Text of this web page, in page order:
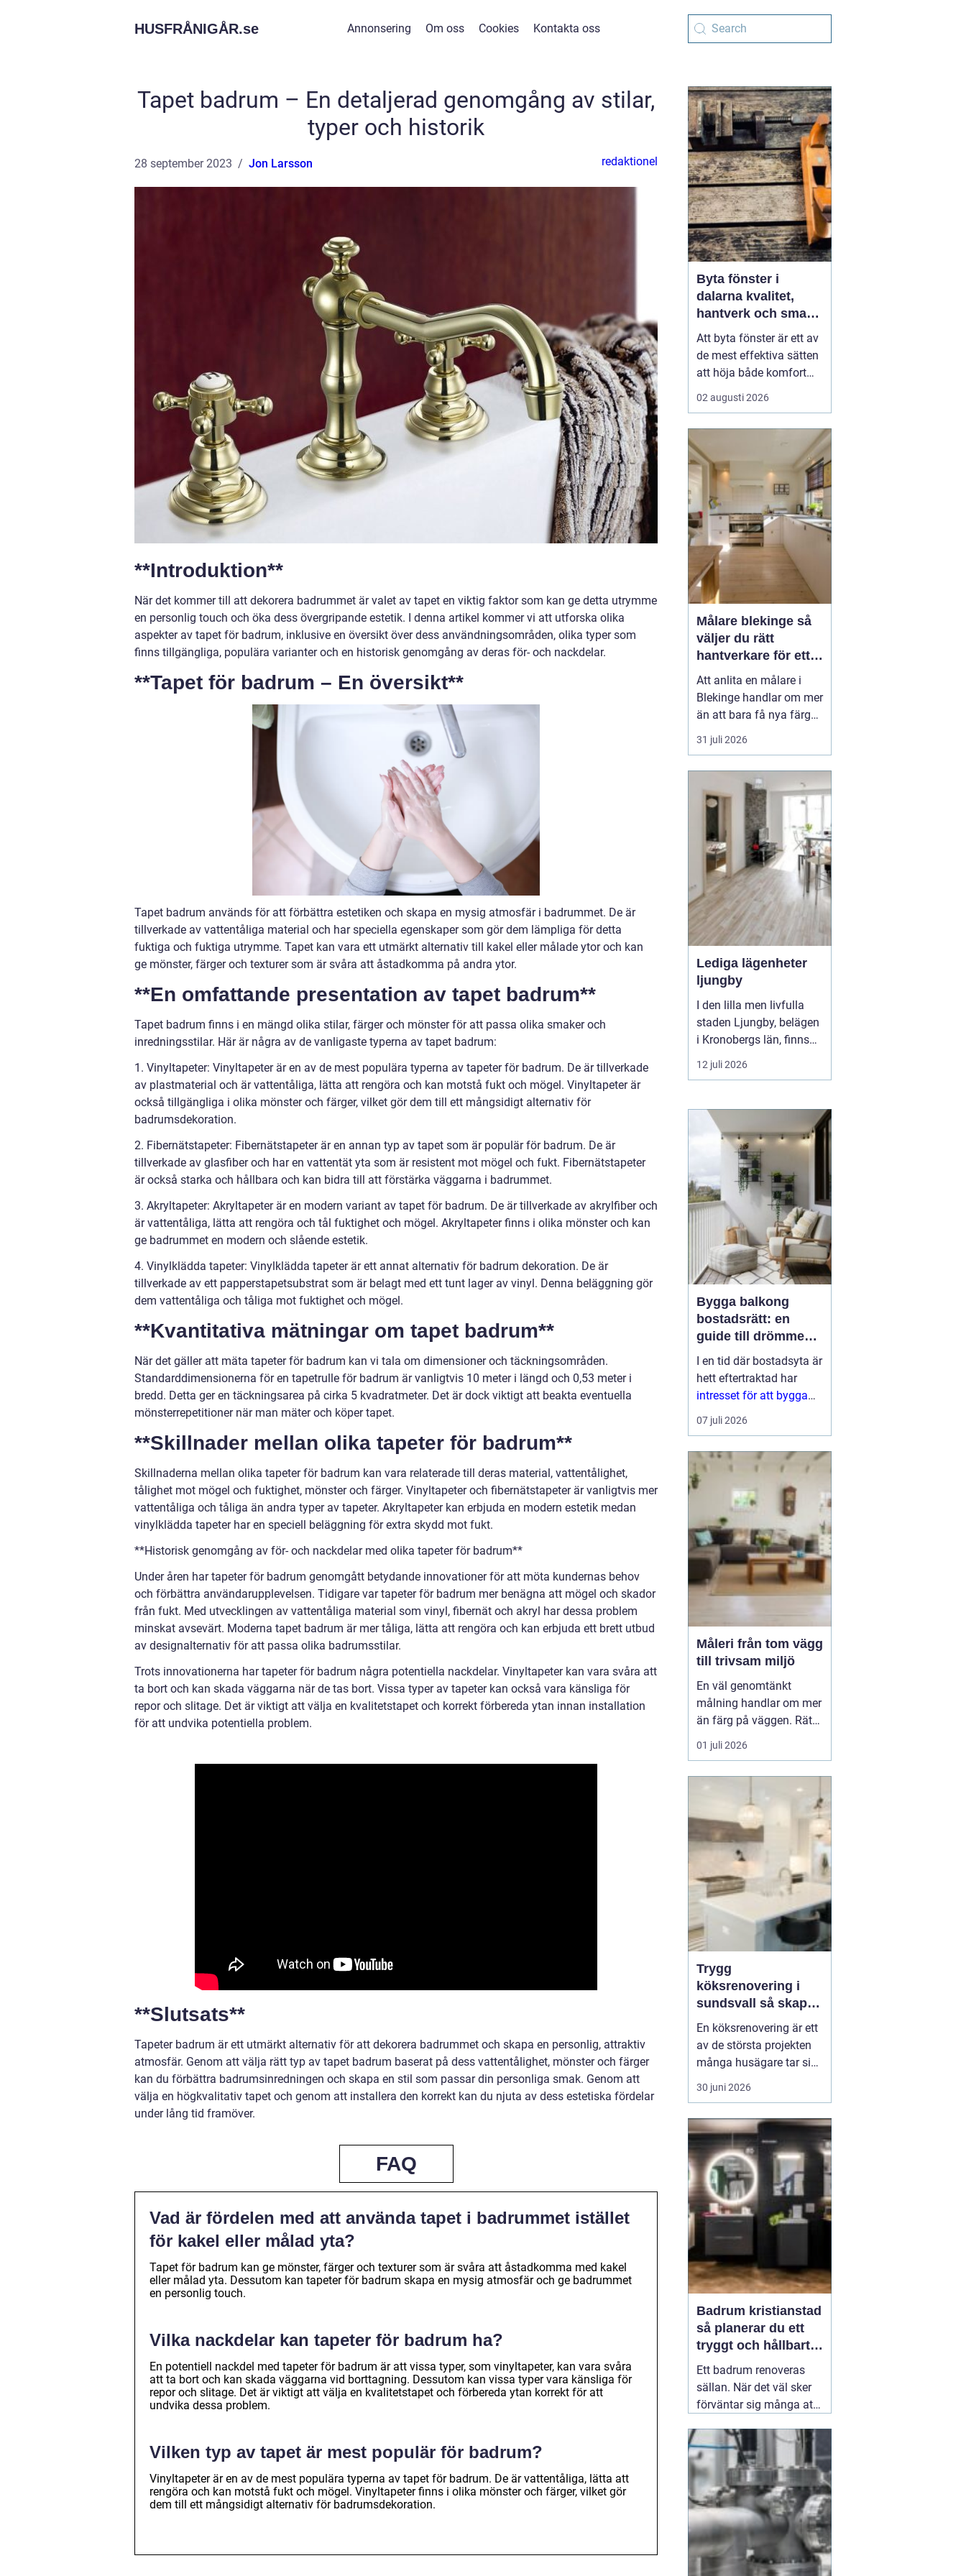
HUSFRÅNIGÅR.se Annonsering Om oss Cookies Kontakta oss
Tapet badrum – En detaljerad genomgång av stilar,
typer och historik
28 september 2023 Jon Larsson redaktionel
**Introduktion**
När det kommer till att dekorera badrummet är valet av tapet en viktig faktor som kan ge detta utrymme
en personlig touch och öka dess övergripande estetik. I denna artikel kommer vi att utforska olika
aspekter av tapet för badrum, inklusive en översikt över dess användningsområden, olika typer som
finns tillgängliga, populära varianter och en historisk genomgång av deras för- och nackdelar.
**Tapet för badrum – En översikt**
Tapet badrum används för att förbättra estetiken och skapa en mysig atmosfär i badrummet. De är
tillverkade av vattentåliga material och har speciella egenskaper som gör dem lämpliga för detta
fuktiga och fuktiga utrymme. Tapet kan vara ett utmärkt alternativ till kakel eller målade ytor och kan
ge mönster, färger och texturer som är svåra att åstadkomma på andra ytor.
**En omfattande presentation av tapet badrum**
Tapet badrum finns i en mängd olika stilar, färger och mönster för att passa olika smaker och
inredningsstilar. Här är några av de vanligaste typerna av tapet badrum:
1. Vinyltapeter: Vinyltapeter är en av de mest populära typerna av tapeter för badrum. De är tillverkade
av plastmaterial och är vattentåliga, lätta att rengöra och kan motstå fukt och mögel. Vinyltapeter är
också tillgängliga i olika mönster och färger, vilket gör dem till ett mångsidigt alternativ för
badrumsdekoration.
2. Fibernätstapeter: Fibernätstapeter är en annan typ av tapet som är populär för badrum. De är
tillverkade av glasfiber och har en vattentät yta som är resistent mot mögel och fukt. Fibernätstapeter
är också starka och hållbara och kan bidra till att förstärka väggarna i badrummet.
3. Akryltapeter: Akryltapeter är en modern variant av tapet för badrum. De är tillverkade av akrylfiber och
är vattentåliga, lätta att rengöra och tål fuktighet och mögel. Akryltapeter finns i olika mönster och kan
ge badrummet en modern och slående estetik.
4. Vinylklädda tapeter: Vinylklädda tapeter är ett annat alternativ för badrum dekoration. De är
tillverkade av ett papperstapetsubstrat som är belagt med ett tunt lager av vinyl. Denna beläggning gör
dem vattentåliga och tåliga mot fuktighet och mögel.
**Kvantitativa mätningar om tapet badrum**
När det gäller att mäta tapeter för badrum kan vi tala om dimensioner och täckningsområden.
Standarddimensionerna för en tapetrulle för badrum är vanligtvis 10 meter i längd och 0,53 meter i
bredd. Detta ger en täckningsarea på cirka 5 kvadratmeter. Det är dock viktigt att beakta eventuella
mönsterrepetitioner när man mäter och köper tapet.
**Skillnader mellan olika tapeter för badrum**
Skillnaderna mellan olika tapeter för badrum kan vara relaterade till deras material, vattentålighet,
tålighet mot mögel och fuktighet, mönster och färger. Vinyltapeter och fibernätstapeter är vanligtvis mer
vattentåliga och tåliga än andra typer av tapeter. Akryltapeter kan erbjuda en modern estetik medan
vinylklädda tapeter har en speciell beläggning för extra skydd mot fukt.
**Historisk genomgång av för- och nackdelar med olika tapeter för badrum**
Under åren har tapeter för badrum genomgått betydande innovationer för att möta kundernas behov
och förbättra användarupplevelsen. Tidigare var tapeter för badrum mer benägna att mögel och skador
från fukt. Med utvecklingen av vattentåliga material som vinyl, fibernät och akryl har dessa problem
minskat avsevärt. Moderna tapet badrum är mer tåliga, lätta att rengöra och kan erbjuda ett brett utbud
av designalternativ för att passa olika badrumsstilar.
Trots innovationerna har tapeter för badrum några potentiella nackdelar. Vinyltapeter kan vara svåra att
ta bort och kan skada väggarna när de tas bort. Vissa typer av tapeter kan också vara känsliga för
repor och slitage. Det är viktigt att välja en kvalitetstapet och korrekt förbereda ytan innan installation
för att undvika potentiella problem.
**Slutsats**
Tapeter badrum är ett utmärkt alternativ för att dekorera badrummet och skapa en personlig, attraktiv
atmosfär. Genom att välja rätt typ av tapet badrum baserat på dess vattentålighet, mönster och färger
kan du förbättra badrumsinredningen och skapa en stil som passar din personliga smak. Genom att
välja en högkvalitativ tapet och genom att installera den korrekt kan du njuta av dess estetiska fördelar
under lång tid framöver.
FAQ
Vad är fördelen med att använda tapet i badrummet istället
för kakel eller målad yta?
Tapet för badrum kan ge mönster, färger och texturer som är svåra att åstadkomma med kakel
eller målad yta. Dessutom kan tapeter för badrum skapa en mysig atmosfär och ge badrummet
en personlig touch.
Vilka nackdelar kan tapeter för badrum ha?
En potentiell nackdel med tapeter för badrum är att vissa typer, som vinyltapeter, kan vara svåra
att ta bort och kan skada väggarna vid borttagning. Dessutom kan vissa typer vara känsliga för
repor och slitage. Det är viktigt att välja en kvalitetstapet och förbereda ytan korrekt för att
undvika dessa problem.
Vilken typ av tapet är mest populär för badrum?
Vinyltapeter är en av de mest populära typerna av tapet för badrum. De är vattentåliga, lätta att
rengöra och kan motstå fukt och mögel. Vinyltapeter finns i olika mönster och färger, vilket gör
dem till ett mångsidigt alternativ för badrumsdekoration.
Byta fönster i
dalarna kvalitet,
hantverk och smarta
val
Att byta fönster är ett av
de mest effektiva sätten
att höja både komfort
och värde på ett hus. I
Dalarna spelar
utseende och tradition
stor roll. Många vill
kombinera bättre
energiprestanda med
klassisk karaktär,
oavsett om huset lig...
02 augusti 2026
Målare blekinge så
väljer du rätt
hantverkare för ett
hållbart resultat
Att anlita en målare i
Blekinge handlar om mer
än att bara få nya färger
på väggarna. En skicklig
målare kan förvandla ett
hem, skydda fasaden
mot väder och vind och
höja värdet på hela
fastigheten. Samtidigt
innebär fel v...
31 juli 2026
Lediga lägenheter
ljungby
I den lilla men livfulla
staden Ljungby, belägen
i Kronobergs län, finns
en dynamisk marknad
för bostadssökande.
Ljungbyhar blivit ett hett
ämne för många, då
staden erbjuder en u...
12 juli 2026
Bygga balkong
bostadsrätt: en
guide till drömmen
om extra yta
I en tid där bostadsyta är
hett eftertraktad har
intresset för att bygga
balkong
bostadsrättsförening
balkon...
07 juli 2026
Måleri från tom vägg
till trivsam miljö
En väl genomtänkt
målning handlar om mer
än färg på väggen. Rätt
kulörer, noggrant
underarbete och en
förändra hur ett hem
eller en arbetsplats
upplevs. Med
måleri
går
det att s...
01 juli 2026
Trygg
köksrenovering i
sundsvall så skapar
du ett kök som
håller länge
En köksrenovering är ett
av de största projekten
många husägare tar sig
an. Kostnaderna är ofta
höga, arbetet påverkar
ska hålla i många år. För
den som planerar
köksrenovering...
30 juni 2026
Badrum kristianstad
så planerar du ett
tryggt och hållbart
badrumsprojekt
Ett badrum renoveras
sällan. När det väl sker
förväntar sig många att
2030 år. Därför spelar
planering, materialval
och val av hantverkare
stor roll. För den som
funderar på03 juni 2026